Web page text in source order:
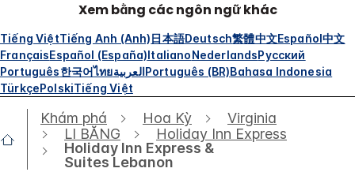
Xem bằng các ngôn ngữ khác
Tiếng ViệtTiếng Anh (Anh)日本語Deutsch繁體中文Español中文
FrançaisEspañol (España)ItalianoNederlandsРусский
Português한국어ไทยالعربيةPortuguês (BR)Bahasa Indonesia
TürkçePolskiTiếng Việt
Khám phá Hoa Kỳ
Virginia
LI BĂNG
Holiday Inn Express
Holiday Inn Express &
Suites Lebanon